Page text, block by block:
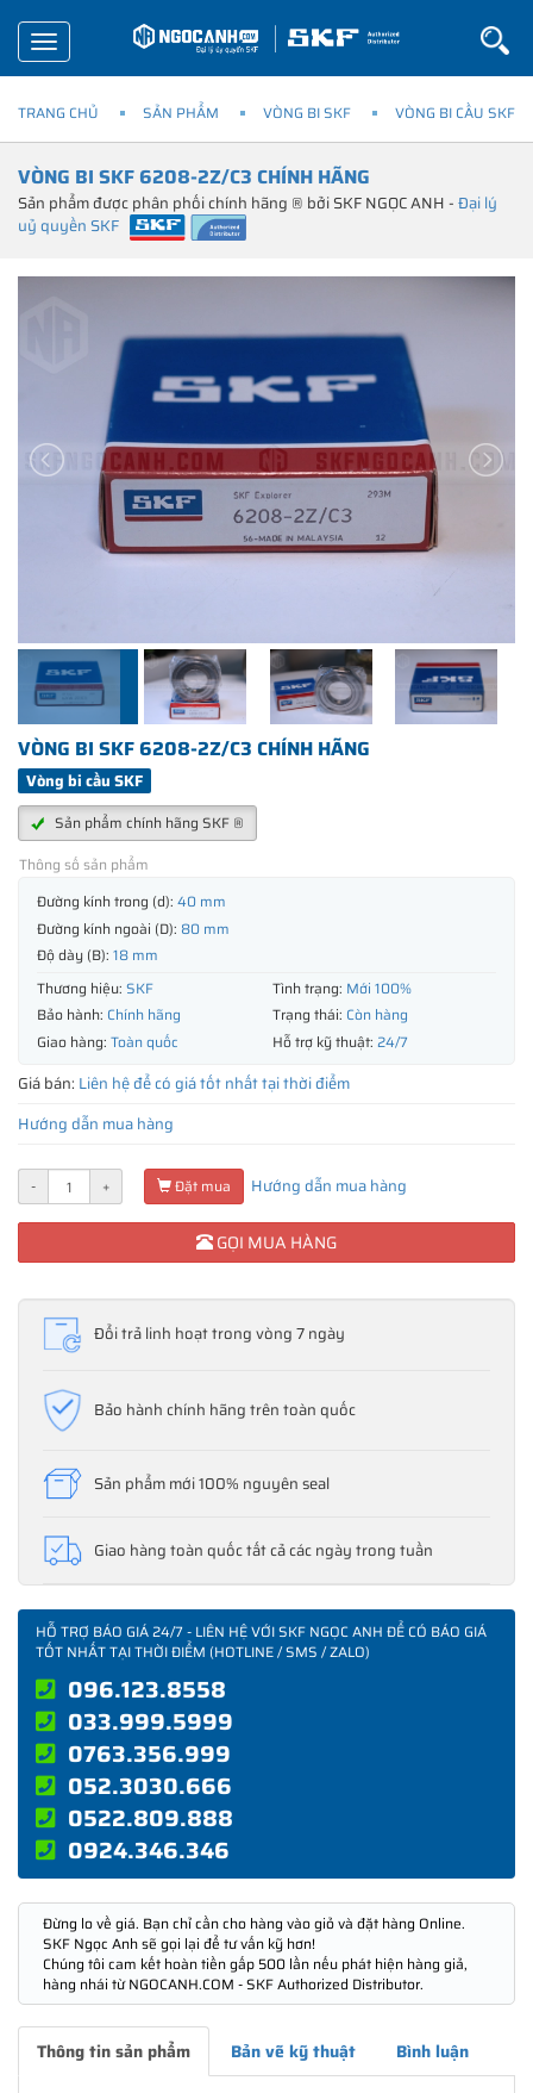
Toggle
navigation
TRANG CHỦ SẢN PHẨM VÒNG BI SKF VÒNG BI CẦU SKF
VÒNG BI SKF 6208-2Z/C3 CHÍNH HÃNG
Sản phẩm được phân phối chính hãng ® bởi SKF NGỌC ANH -Đại lý
uỷ quyền SKF
VÒNG BI SKF 6208-2Z/C3 CHÍNH HÃNG
Vòng bi cầu SKF
Sản phẩm chính hãng SKF ®
Thông số sản phẩm
Đường kính trong (d): 40 mm
Đường kính ngoài (D): 80 mm
Độ dày (B): 18 mm
Thương hiệu: SKF Tình trạng: Mới 100%
Bảo hành: Chính hãng Trạng thái: Còn hàng
Giao hàng: Toàn quốc Hỗ trợ kỹ thuật: 24/7
Giá bán: Liên hệ để có giá tốt nhất tại thời điểm
Hướng dẫn mua hàng
- + Đặt mua Hướng dẫn mua hàng
GỌI MUA HÀNG
Đổi trả linh hoạt trong vòng 7 ngày
Bảo hành chính hãng trên toàn quốc
Sản phẩm mới 100% nguyên seal
Giao hàng toàn quốc tất cả các ngày trong tuần
HỖ TRỢ BÁO GIÁ 24/7 - LIÊN HỆ VỚI SKF NGỌC ANH ĐỂ CÓ BÁO GIÁ
TỐT NHẤT TẠI THỜI ĐIỂM (HOTLINE / SMS / ZALO)
096.123.8558
033.999.5999
0763.356.999
052.3030.666
0522.809.888
0924.346.346
Đừng lo về giá. Bạn chỉ cần cho hàng vào giỏ và đặt hàng Online.
SKF Ngọc Anh sẽ gọi lại để tư vấn kỹ hơn!
Chúng tôi cam kết hoàn tiền gấp 500 lần nếu phát hiện hàng giả,
hàng nhái từ NGOCANH.COM - SKF Authorized Distributor.
Thông tin sản phẩm Bản vẽ kỹ thuật Bình luận